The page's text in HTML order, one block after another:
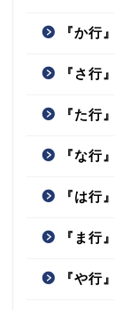
『か行
『さ行
『た行
『な行
『は行
『ま行
『や行